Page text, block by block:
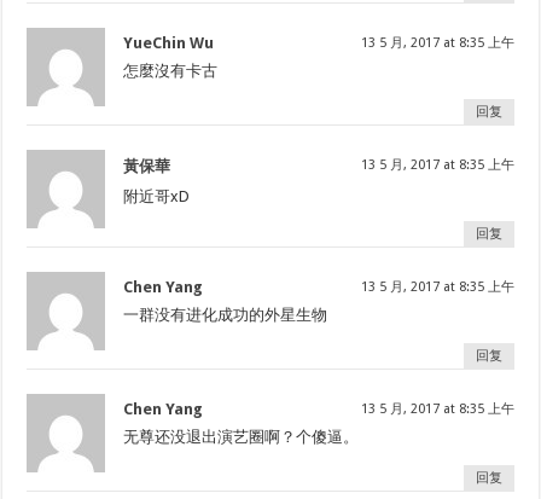
YueChin Wu 13 5 月, 2017 at 8:35 上午
怎麼沒有卡古
回复
黃保華 13 5 月, 2017 at 8:35 上午
附近哥xD
回复
Chen Yang 13 5 月, 2017 at 8:35 上午
一群没有进化成功的外星生物
回复
Chen Yang 13 5 月, 2017 at 8:35 上午
无尊还没退出演艺圈啊？个傻逼。
回复